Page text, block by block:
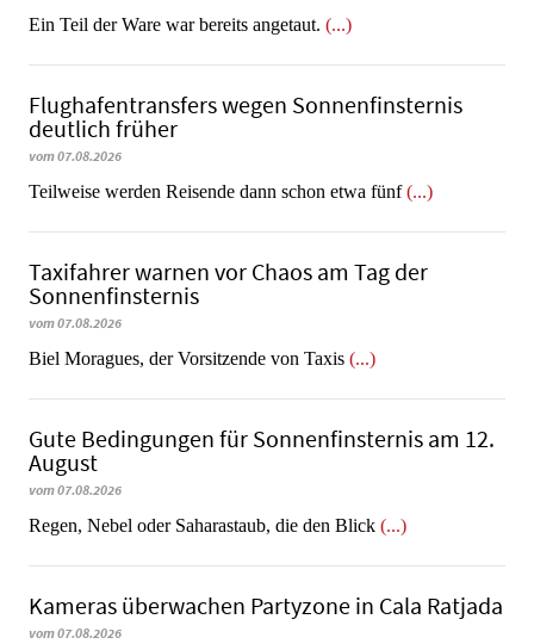
​​​​​​​Ein Teil der Ware war bereits angetaut. (...)
Flughafentransfers wegen Sonnenfinsternis
deutlich früher
vom 07.08.2026
Teilweise werden Reisende dann schon etwa fünf(...)
Taxifahrer warnen vor Chaos am Tag der
Sonnenfinsternis
vom 07.08.2026
​​​​​​​Biel Moragues, der Vorsitzende von Taxis (...)
Gute Bedingungen für Sonnenfinsternis am 12.
August
vom 07.08.2026
Regen, Nebel oder Saharastaub, die den Blick (...)
Kameras überwachen Partyzone in Cala Ratjada
vom 07.08.2026